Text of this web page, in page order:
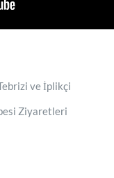
ve İplikçi
Ziyaretleri